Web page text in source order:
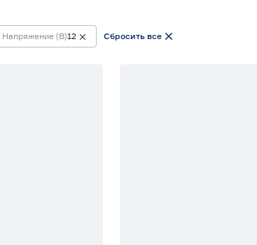
Напряжение (В)12 Сбросить все